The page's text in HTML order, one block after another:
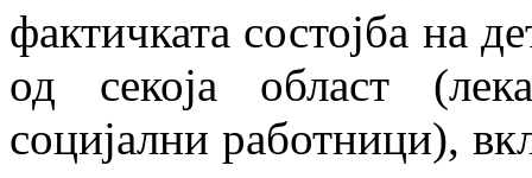
фактичката состојба на
од секоја област
социјални работници),